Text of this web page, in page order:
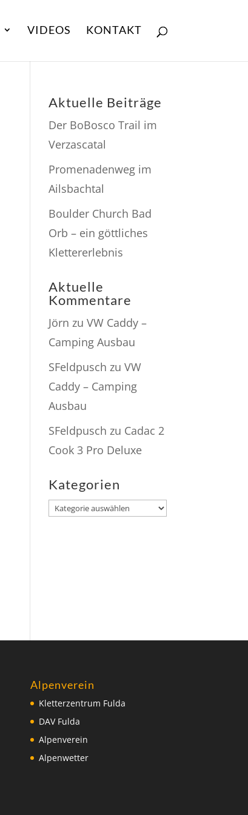
VIDEOS KONTAKT
Aktuelle Beiträge
Der BoBosco Trail im
Verzascatal
Promenadenweg im
Ailsbachtal
Boulder Church Bad
Orb – ein göttliches
Klettererlebnis
Aktuelle
Kommentare
Jörn zuVW Caddy –
Camping Ausbau
SFeldpusch zuVW
Caddy – Camping
Ausbau
SFeldpusch zu Cadac 2
Cook 3 Pro Deluxe
Kategorien
Kategorien
Alpenverein
Kletterzentrum Fulda
DAV Fulda
Alpenverein
Alpenwetter